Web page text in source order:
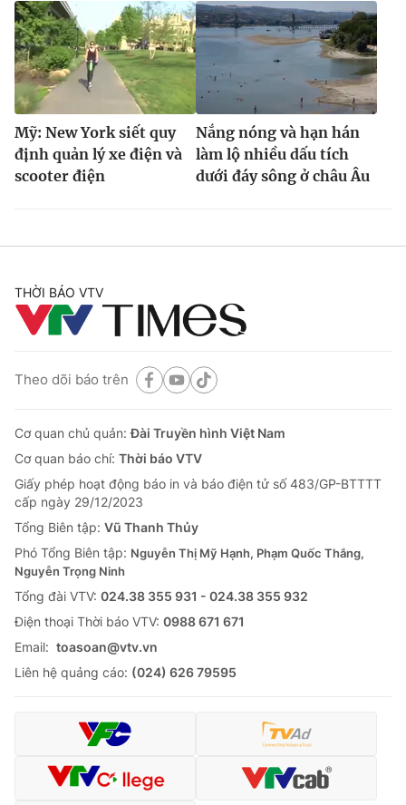
Mỹ: New York siết quy
định quản lý xe điện và
scooter điện
Nắng nóng và hạn hán
làm lộ nhiều dấu tích
dưới đáy sông ở châu Âu
THỜI BÁO VTV
Theo dõi báo trên
Cơ quan chủ quản:Đài Truyền hình Việt Nam
Cơ quan báo chí: Thời báo VTV
Giấy phép hoạt động báo in và báo điện tử số 483/GP-BTTTT
cấp ngày 29/12/2023
Tổng Biên tập: Vũ Thanh Thủy
Phó Tổng Biên tập: Nguyễn Thị Mỹ Hạnh, Phạm Quốc Thắng,
Nguyễn Trọng Ninh
Tổng đài VTV: 024.38 355 931 - 024.38 355 932
Ðiện thoại Thời báo VTV: 0988 671 671
Email: toasoan@vtv.vn
Liên hệ quảng cáo: (024) 626 79595